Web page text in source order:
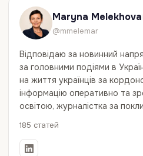
Maryna Melekhova
@mmelemar
Відповідаю за новинний
за головними подіями в
на життя українців за
інформацію оперативно та
освітою, журналістка за
185 статей